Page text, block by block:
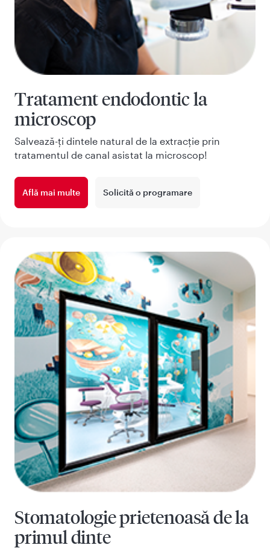
Tratament endodontic la
microscop
Salvează-ți dintele natural de la extracție prin
tratamentul de canal asistat la microscop!
Află mai multe Solicită o programare
Stomatologie prietenoasă de la
primul dinte